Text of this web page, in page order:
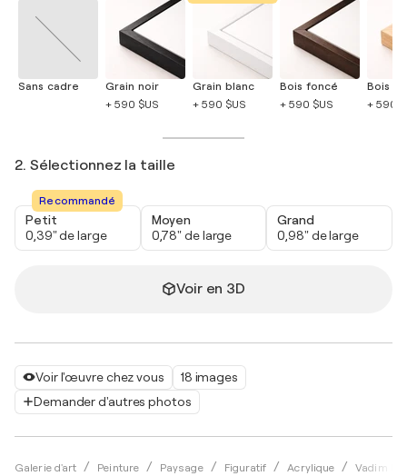
Voir l'œuvre chez vous
18 images
Demander d'autres photos
Galerie d'art Peinture Paysage Figuratif Acrylique Vadim
Sans cadre
Grain noir
+ 590 $US
Grain blanc
+ 590 $US
Bois foncé
+ 590 $US
Bois
+ 590
2. Sélectionnez la taille
Recommandé
Petit
0,39" de large
Moyen
0,78" de large
Grand
0,98" de large
Voir en 3D